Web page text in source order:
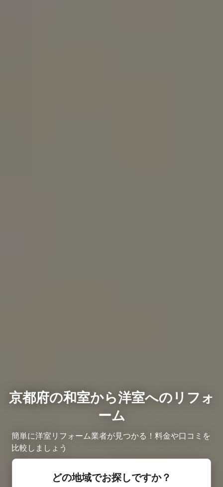
京都府の和室から洋室へのリフォ
ーム
簡単に洋室リフォーム業者が見つかる！料金や口コミを
比較しましょう
どの地域でお探しですか？